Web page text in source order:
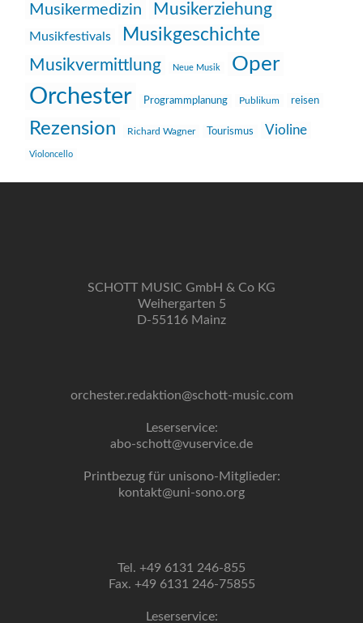
Musikermedizin Musikerziehung
Musikfestivals Musikgeschichte
Musikvermittlung Neue Musik Oper
Orchester Programmplanung Publikum reisen
Rezension Richard Wagner Tourismus Violine
Violoncello
SCHOTT MUSIC GmbH & Co KG
Weihergarten 5
D-55116 Mainz
orchester.redaktion@schott-music.com
Leserservice:
abo-schott@vuservice.de
Printbezug für unisono-Mitglieder:
kontakt@uni-sono.org
Tel. +49 6131 246-855
Fax. +49 6131 246-75855
Leserservice: